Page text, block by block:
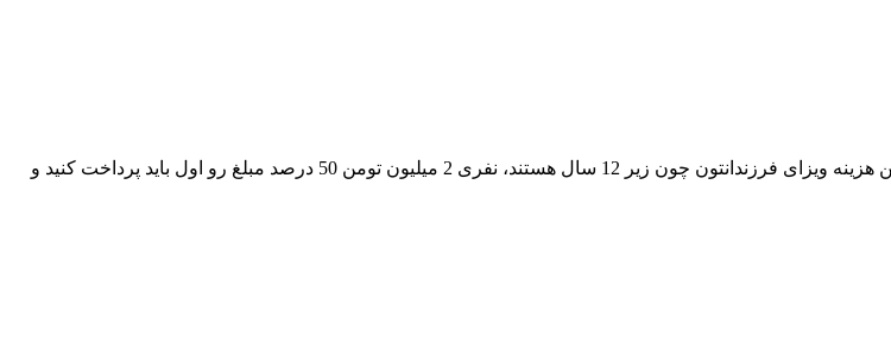
سلام، اگر از طریق ویزالند اقدام کنید، هزینه ویزای خودتون و همسرتون، نفری 3 میلیون تومن هزینه ویزای فرزندانتون چون زیر 12 سال هستند، نفری 2 میلیون تومن 50 درصد مبلغ رو اول باید پرداخت کنید و